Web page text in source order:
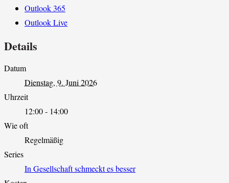
Outlook 365
Outlook Live
Details
Datum
Dienstag, 9. Juni 2026
Uhrzeit
12:00 - 14:00
Wie oft
Regelmäßig
Series
In Gesellschaft schmeckt es besser